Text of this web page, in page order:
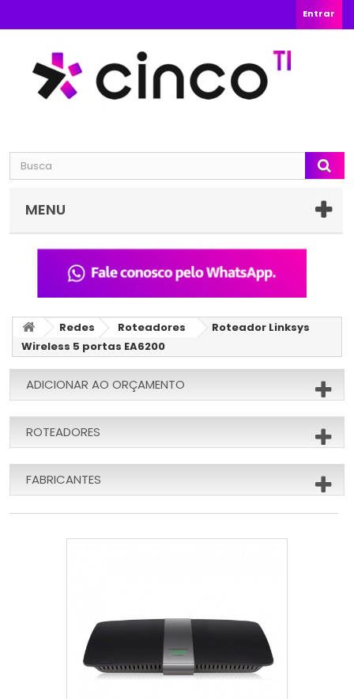
Entrar
MENU
Redes Roteadores
Roteador Linksys
Wireless 5 portas EA6200
ADICIONAR AO ORÇAMENTO
ROTEADORES
FABRICANTES